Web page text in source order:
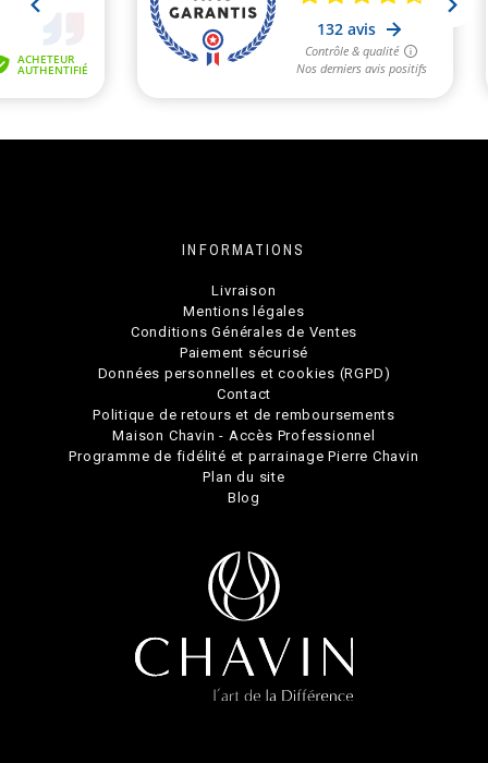
INFORMATIONS
Livraison
Mentions légales
Conditions Générales de Ventes
Paiement sécurisé
Données personnelles et cookies (RGPD)
Contact
Politique de retours et de remboursements
Maison Chavin - Accès Professionnel
Programme de fidélité et parrainage Pierre Chavin
Plan du site
Blog